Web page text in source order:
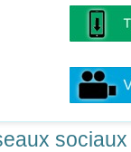
sociaux